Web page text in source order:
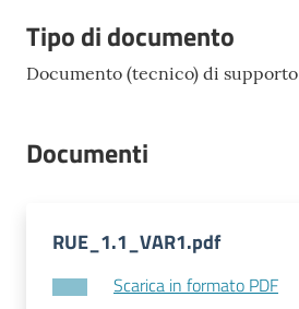
a
g
e
Tutti
Tipo di documento
Documento (tecnico) di supporto
Documenti
RUE_1.1_VAR1.pdf
Scarica in formato PDF